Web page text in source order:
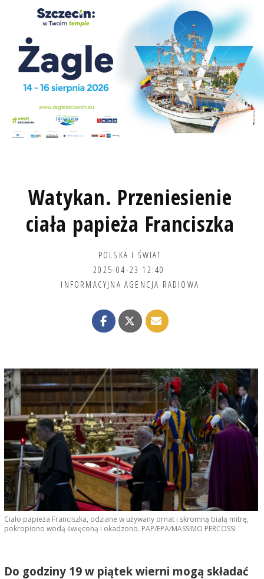
Watykan. Przeniesienie
ciała papieża Franciszka
POLSKA I ŚWIAT
2025-04-23 12:40
INFORMACYJNA AGENCJA RADIOWA
Ciało papieża Franciszka, odziane w używany ornat i skromną białą mitrę,
pokropiono wodą święconą i okadzono. PAP/EPA/MASSIMO PERCOSSI
Do godziny 19 w piątek wierni mogą składać